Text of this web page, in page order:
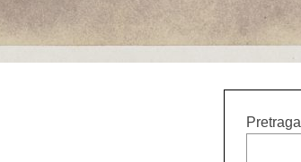
Pretraga